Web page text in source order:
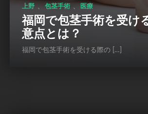
上野 、 包茎手術 、 医療
福岡で包茎手術を受け
意点とは？
福岡で包茎手術を受ける際の […]